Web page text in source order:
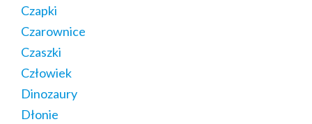
Czapki
Czarownice
Czaszki
Człowiek
Dinozaury
Dłonie